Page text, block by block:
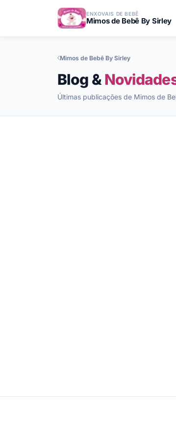
ENXOVAIS DE BEBÊ
Mimos de Bebê By Sirley
Mimos de Bebê By Sirley
Blog &
Últimas publicações de Mimos de